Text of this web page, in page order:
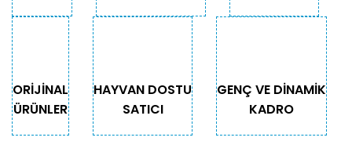
ORİJİNAL
ÜRÜNLER
HAYVAN DOSTU
SATICI
GENÇ VE DİNAMİK
KADRO